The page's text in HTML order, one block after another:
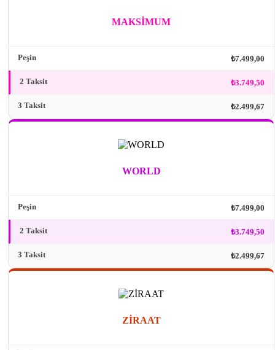
MAKSİMUM
Peşin ₺7.499,00
2 Taksit ₺3.749,50
3 Taksit ₺2.499,67
WORLD
Peşin ₺7.499,00
2 Taksit ₺3.749,50
3 Taksit ₺2.499,67
ZİRAAT